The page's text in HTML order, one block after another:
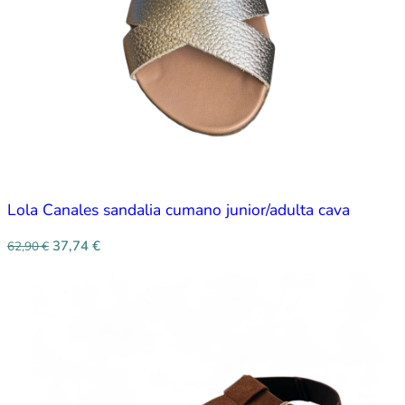
Lola Canales sandalia cumano junior/adulta cava
62,90€ 37,74 €